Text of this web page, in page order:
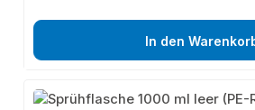
In den